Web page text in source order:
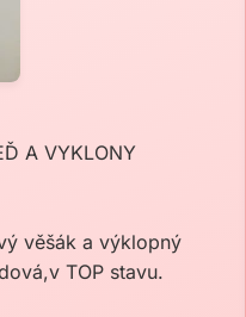
A VYKLONY
věšák a výklopný
TOP stavu.